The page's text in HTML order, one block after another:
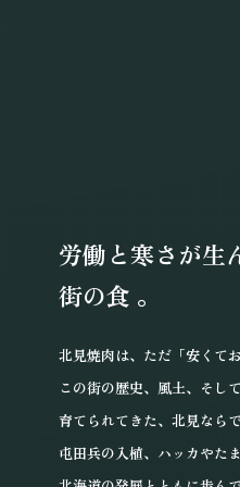
労働と寒さが生
街の食 。
北見焼肉は、ただ「安くて
この街の歴史、風土、 そし
育てられてきた、 北見なら
屯田兵の入植、 ハッカやた